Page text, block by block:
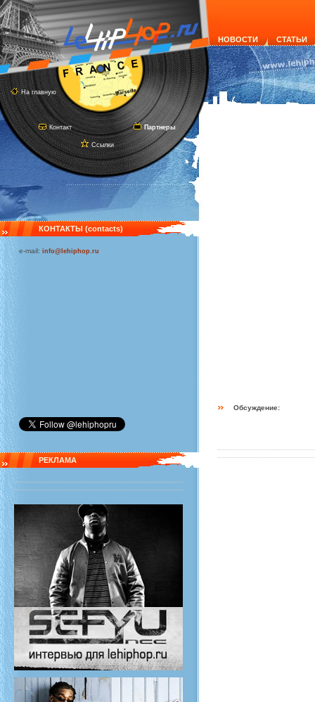
На главную
Контакт
Ссылки
Партнеры
НОВОСТИ СТАТЬИ
КОНТАКТЫ (contacts)
e-mail: info@lehiphop.ru
РЕКЛАМА
Обсуждение: